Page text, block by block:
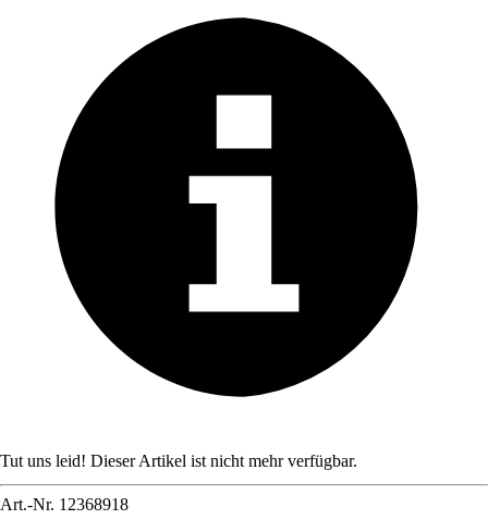
Tut uns leid! Dieser Artikel ist nicht mehr verfügbar.
Art.-Nr. 12368918